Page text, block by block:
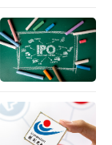
节这种最不
办事”的新